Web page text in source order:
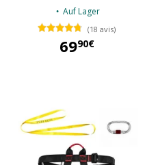
Auf Lager
(18 avis)
6990€